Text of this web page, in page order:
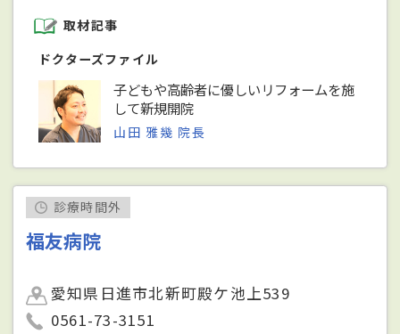
取材記事
ドクターズファイル
子どもや高齢者に優しいリフォームを施
して新規開院
山田 雅幾 院長
診療時間外
福友病院
愛知県日進市北新町殿ケ池上539
0561-73-3151